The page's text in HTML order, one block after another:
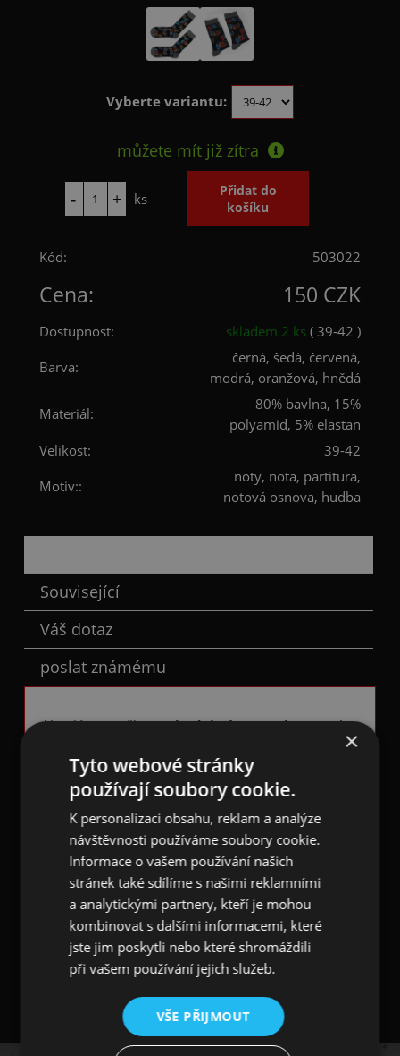
Vyberte variantu:
můžete mít již zítra
ks
Kód: 503022
Cena: 150 CZK
Dostupnost: skladem 2 ks( 39-42 )
Barva:
černá, šedá, červená,
modrá, oranžová, hnědá
Materiál:
80% bavlna, 15%
polyamid, 5% elastan
Velikost:
39-42
Motiv::
noty, nota, partitura,
notová osnova, hudba
Související
Váš dotaz
poslat známému
Veselé ponožky shudebním motivemvám
skvěle doplní váš outfit, když třeba zrovna vyrážíte
na festival nebo jinou kulturní akci, nebo když si
třeba vyjedete do práce nebo jen tak ven.
Na ponožkách vynikají na černm pozadí cca 4 cm
vysokéšedé partitury s barevnými
houslovými klíči a notami. Hudební ponožky
mají šedý lem, špičku a patamá šedý klínek.
Prát na max. 40°C, nesušit v bubnové sušičce,
nepoužívat chemické čištění ani bělidla.
Materiál: 97% polyester, 3% elastan
×
Tyto webové stránky
používají soubory cookie.
K personalizaci obsahu, reklam a analýze
návštěvnosti používáme soubory cookie.
Informace o vašem používání našich
stránek také sdílíme s našimi reklamními
a analytickými partnery, kteří je mohou
kombinovat s dalšími informacemi, které
jste jim poskytli nebo které shromáždili
při vašem používání jejich služeb.
VŠE PŘIJMOUT